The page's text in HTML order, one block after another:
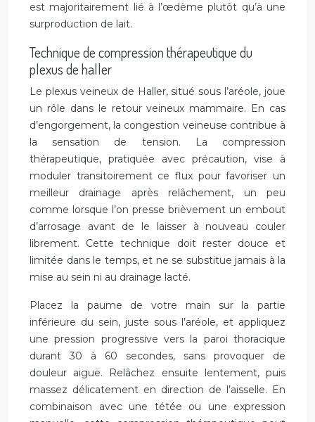
est majoritairement lié à l’œdème plutôt qu’à une
surproduction de lait.
Technique de compression thérapeutique du
plexus de haller
Le plexus veineux de Haller, situé sous l’aréole, joue
un rôle dans le retour veineux mammaire. En cas
d’engorgement, la congestion veineuse contribue à
la sensation de tension. La compression
thérapeutique, pratiquée avec précaution, vise à
moduler transitoirement ce flux pour favoriser un
meilleur drainage après relâchement, un peu
comme lorsque l’on presse brièvement un embout
d’arrosage avant de le laisser à nouveau couler
librement. Cette technique doit rester douce et
limitée dans le temps, et ne se substitue jamais à la
mise au sein ni au drainage lacté.
Placez la paume de votre main sur la partie
inférieure du sein, juste sous l’aréole, et appliquez
une pression progressive vers la paroi thoracique
durant 30 à 60 secondes, sans provoquer de
douleur aiguë. Relâchez ensuite lentement, puis
massez délicatement en direction de l’aisselle. En
combinaison avec une tétée ou une expression